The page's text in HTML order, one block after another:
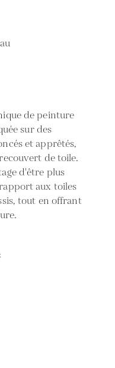
de peinture
sur des
et apprêtés,
de toile.
d'être plus
aux toiles
tout en offrant